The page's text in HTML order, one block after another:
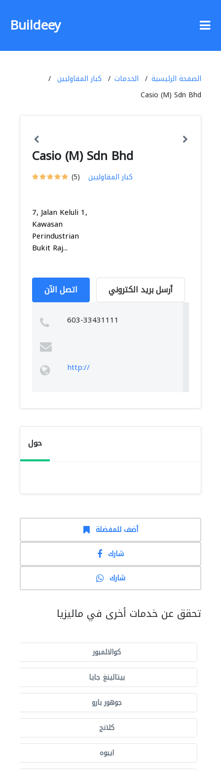
Buildeey
الصفحة الرئيسية الخدمات
كبار المقاوليين
Casio (M) Sdn Bhd
Casio (M) Sdn Bhd
(5) كبار المقاوليين
7, Jalan Keluli 1,
Kawasan
Perindustrian
Bukit Raj...
اتصل الآن أرسل بريد الكتروني
603-33431111
http://
حول
أضف للمفضلة
شارك
شارك
تحقق عن خدمات أخرى في ماليزيا
كوالالمبور
بيتالينغ جايا
جوهور بارو
كلانج
ايبوه